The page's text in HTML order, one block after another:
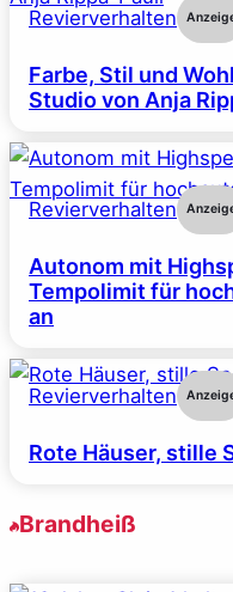
Revierverhalten
Farbe, Stil und
Studio von Anja
Revierverhalten
Autonom mit
Tempolimit für
an
Revierverhalten
Rote Häuser, stille
Brandheiß